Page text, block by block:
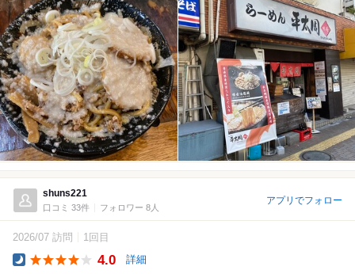
shuns221
口コミ 33件 フォロワー 8人
アプリでフォロー
2026/07 訪問 1回目
4.0 詳細